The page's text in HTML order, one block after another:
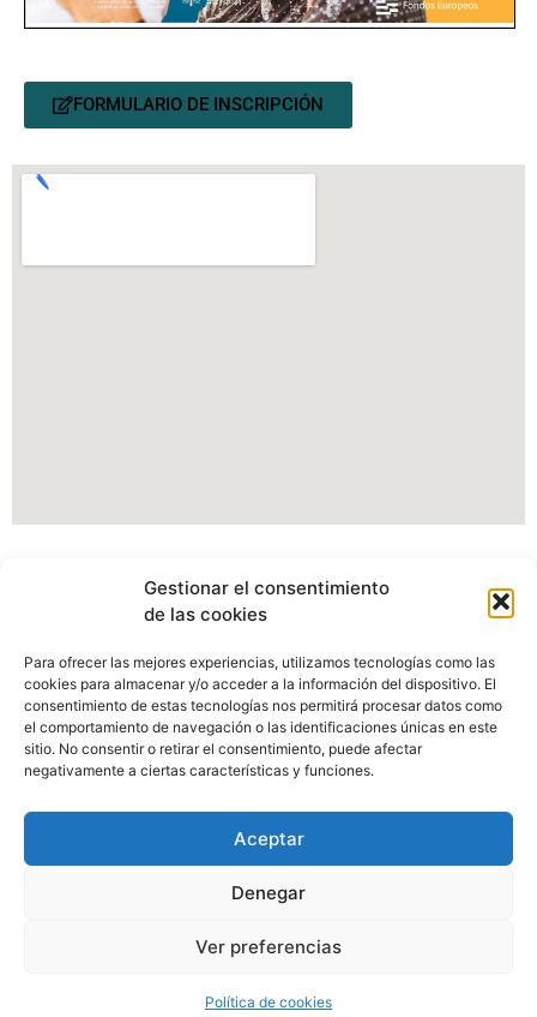
Gestionar el consentimiento
de las cookies
Para ofrecer las mejores experiencias, utilizamos tecnologías como las
cookies para almacenar y/o acceder a la información del dispositivo. El
consentimiento de estas tecnologías nos permitirá procesar datos como
el comportamiento de navegación o las identificaciones únicas en este
sitio. No consentir o retirar el consentimiento, puede afectar
negativamente a ciertas características y funciones.
Aceptar
Denegar
Ver preferencias
Política de cookies
FORMULARIO DE INSCRIPCIÓN
pudiendo verse afectados algunos apartados, imagenes o
enlaces.
Disculpen las molestias.
Cantabria.